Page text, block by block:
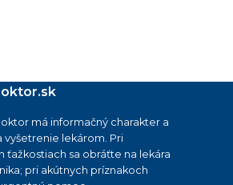
má informačný charakter a
vyšetrenie lekárom. Pri
ťažkostiach sa obráťte na lekára
pri akútnych príznakoch